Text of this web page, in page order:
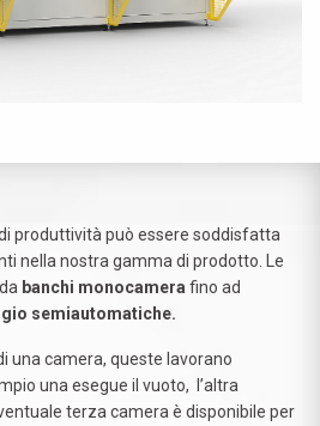
produttività può essere soddisfatta
nella nostra gamma di prodotto. Le
banchi monocamera fino ad
semiautomatiche.
una camera, queste lavorano
una esegue il vuoto, l’altra
terza camera è disponibile per